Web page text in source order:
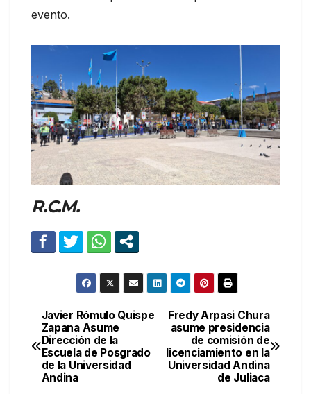
evento.
R.C.M.
Navegación
de
entradas
Fredy Arpasi Chura
asume presidencia
de comisión de
licenciamiento en la
Universidad Andina
de Juliaca
Javier Rómulo Quispe
Zapana Asume
Dirección de la
Escuela de Posgrado
de la Universidad
Andina